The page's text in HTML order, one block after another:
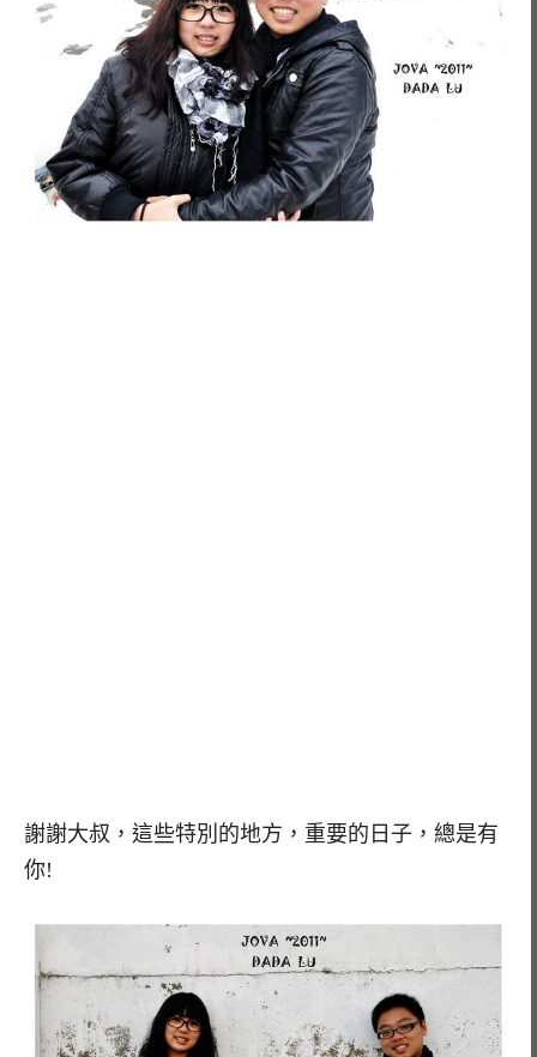
謝謝大叔，這些特別的地方，重要的日子，總是有
你!